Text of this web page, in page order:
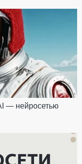
— нейросетью